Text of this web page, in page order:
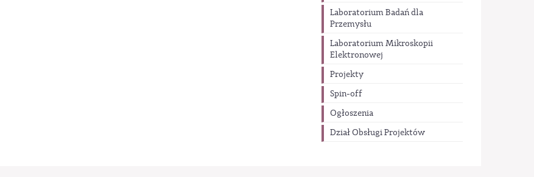
Laboratorium Badań dla
Przemysłu
Laboratorium Mikroskopii
Elektronowej
Projekty
Spin-off
Ogłoszenia
Dział Obsługi Projektów